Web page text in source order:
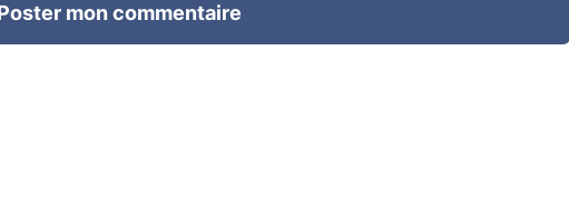
Poster mon commentaire